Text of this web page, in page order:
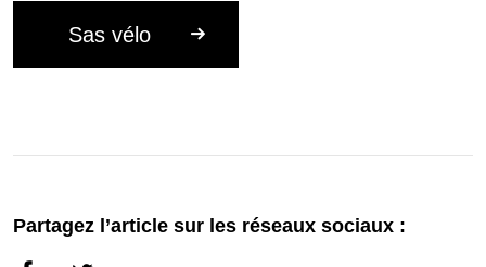
Sas vélo
Partagez l’article sur les réseaux sociaux :